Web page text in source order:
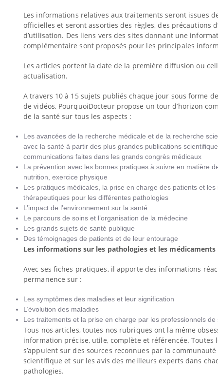
Les informations relatives aux traitements seront issues
officielles et seront assorties des règles, des précautions
d’utilisation. Des liens vers des sites donnant une
complémentaire sont proposés pour les principales
Les articles portent la date de la première diffusion ou
actualisation.
A travers 10 à 15 sujets publiés chaque jour sous forme
de vidéos, PourquoiDocteur propose un tour d’horizon
de la santé sur tous les aspects :
Les avancées de la recherche médicale et de la recherche
avec la santé à partir des plus grandes publications
communications faites dans les grands congrès médicaux
La prévention avec les bonnes pratiques à suivre en matière
nutrition, exercice physique
Les pratiques médicales, la prise en charge des patients et les
thérapeutiques pour les différentes pathologies
L’impact de l’environnement sur la santé
Le parcours de soins et l’organisation de la médecine
Les grands sujets de santé publique
Des témoignages de patients et de leur entourage
Les informations sur les pathologies et les médicaments
Avec ses fiches pratiques, il apporte des informations
permanence sur :
Les symptômes des maladies et leur signification
L’évolution des maladies
Les traitements et la prise en charge par les professionnels de
Tous nos articles, toutes nos rubriques ont la même
information précise, utile, complète et référencée. Toutes
s’appuient sur des sources reconnues par la
scientifique et sur les avis des meilleurs experts dans
pathologies.